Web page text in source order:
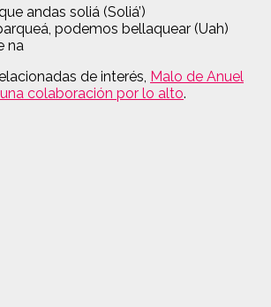
andas soliá (Soliá’)
podemos bellaquear (Uah)
na
de interés, Malo de Anuel
colaboración por lo alto.